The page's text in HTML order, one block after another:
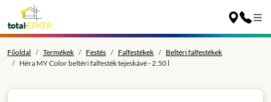
Főoldal Termékek Festés Falfestékek
Beltéri falfestékek
Héra MY Color beltéri falfesték tejeskávé - 2.50 l